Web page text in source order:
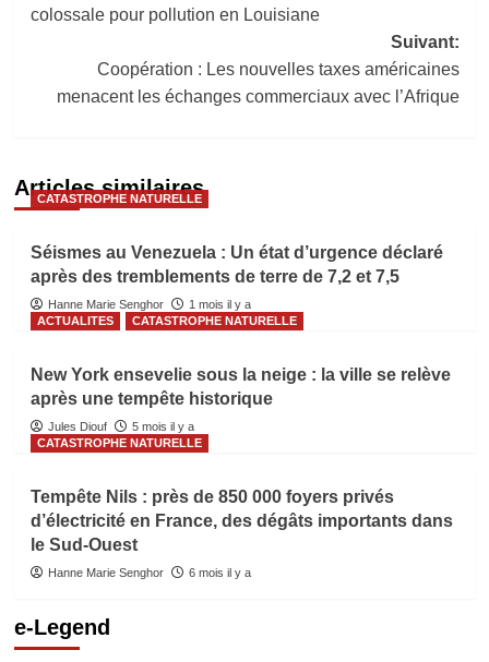
colossale pour pollution en Louisiane
Suivant:
Coopération : Les nouvelles taxes américaines
menacent les échanges commerciaux avec l’Afrique
Articles similaires
CATASTROPHE NATURELLE
Séismes au Venezuela : Un état d’urgence déclaré
après des tremblements de terre de 7,2 et 7,5
Hanne Marie Senghor
1 mois il y a
ACTUALITES
CATASTROPHE NATURELLE
New York ensevelie sous la neige : la ville se relève
après une tempête historique
Jules Diouf
5 mois il y a
CATASTROPHE NATURELLE
Tempête Nils : près de 850 000 foyers privés
d’électricité en France, des dégâts importants dans
le Sud-Ouest
Hanne Marie Senghor 6 mois il y a
e-Legend